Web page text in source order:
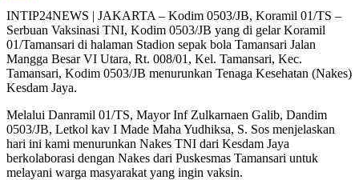
Share
INTIP24NEWS | JAKARTA – Kodim 0503/JB, Koramil 01/TS –
Serbuan Vaksinasi TNI, Kodim 0503/JB yang di gelar Koramil
01/Tamansari di halaman Stadion sepak bola Tamansari Jalan
Mangga Besar VI Utara, Rt. 008/01, Kel. Tamansari, Kec.
Tamansari, Kodim 0503/JB menurunkan Tenaga Kesehatan (Nakes)
Kesdam Jaya.
Melalui Danramil 01/TS, Mayor Inf Zulkarnaen Galib, Dandim
0503/JB, Letkol kav I Made Maha Yudhiksa, S. Sos menjelaskan
hari ini kami menurunkan Nakes TNI dari Kesdam Jaya
berkolaborasi dengan Nakes dari Puskesmas Tamansari untuk
melayani warga masyarakat yang ingin vaksin.